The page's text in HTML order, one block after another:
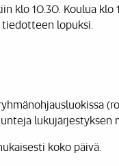
klo 10.30. Koulua klo
lopuksi.
lukujärjestyksen
koko päivä.